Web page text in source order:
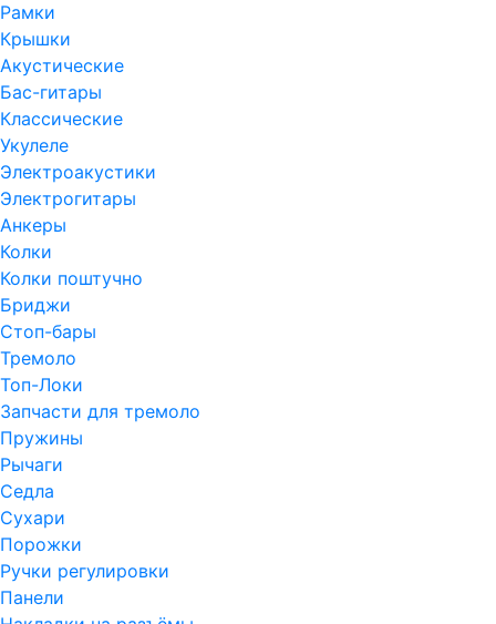
Рамки
Крышки
Акустические
Бас-гитары
Классические
Укулеле
Электроакустики
Электрогитары
Анкеры
Колки
Колки поштучно
Бриджи
Стоп-бары
Тремоло
Топ-Локи
Запчасти для тремоло
Пружины
Рычаги
Седла
Сухари
Порожки
Ручки регулировки
Панели